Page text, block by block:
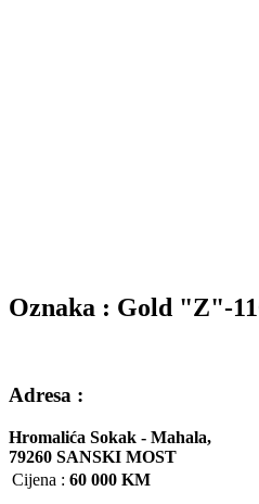
Oznaka : Gold "Z"-
Adresa :
Hromalića Sokak - Mahala,
79260 SANSKI MOST
Cijena : 60 000 KM